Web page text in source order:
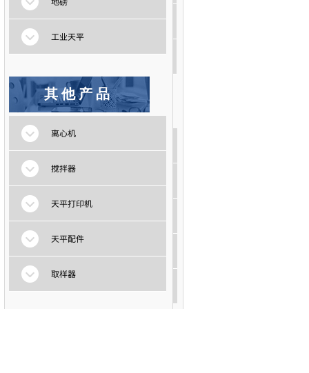
其他产品
地磅
工业天平
离心机
搅拌器
天平打印机
天平配件
取样器
工业天平
其他产品